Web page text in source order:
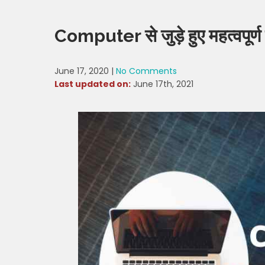
Computer से जुड़े हुए
June 17, 2020 | No Comments
Last updated on: June 17th, 2021